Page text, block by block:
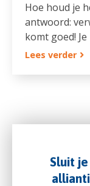
Hoe houd je
antwoord:
komt goed!
Lees verder
Sluit